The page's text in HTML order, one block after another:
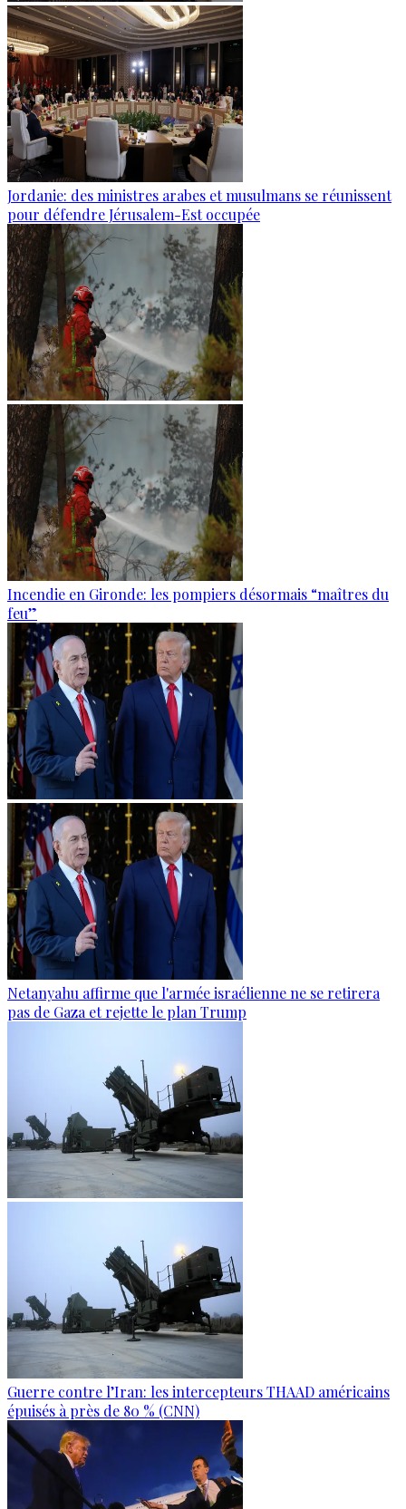
Jordanie: des ministres arabes et musulmans se réunissent
pour défendre Jérusalem-Est occupée
Incendie en Gironde: les pompiers désormais “maîtres du
feu”
Netanyahu affirme que l'armée israélienne ne se retirera
pas de Gaza et rejette le plan Trump
Guerre contre l’Iran: les intercepteurs THAAD américains
épuisés à près de 80 % (CNN)